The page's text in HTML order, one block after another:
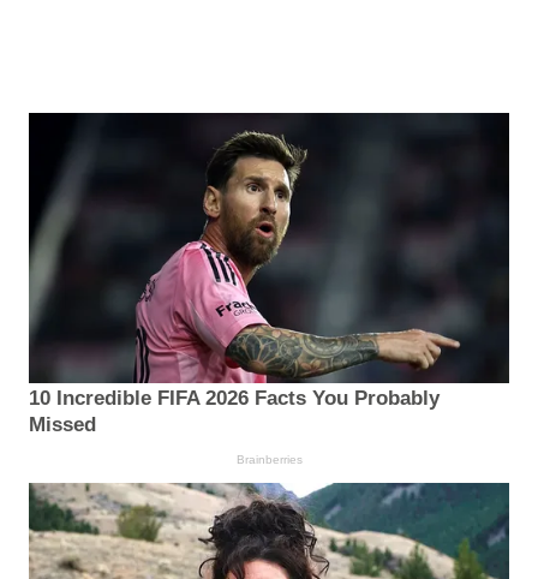
10 Incredible FIFA 2026 Facts You Probably
Missed
Brainberries